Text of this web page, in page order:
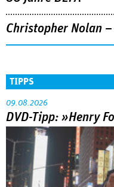
Christopher Nolan
TIPPS
09.08.2026
DVD-Tipp: »Henry